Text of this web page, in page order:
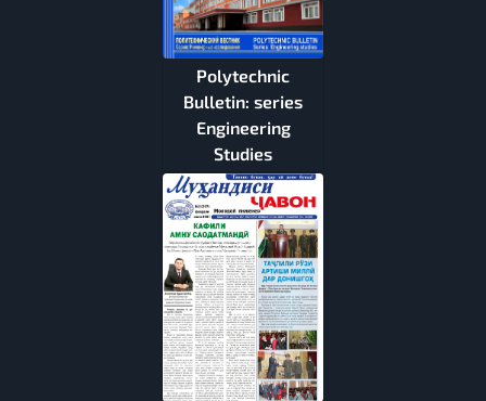
Polytechnic
Bulletin: series
Engineering
Studies